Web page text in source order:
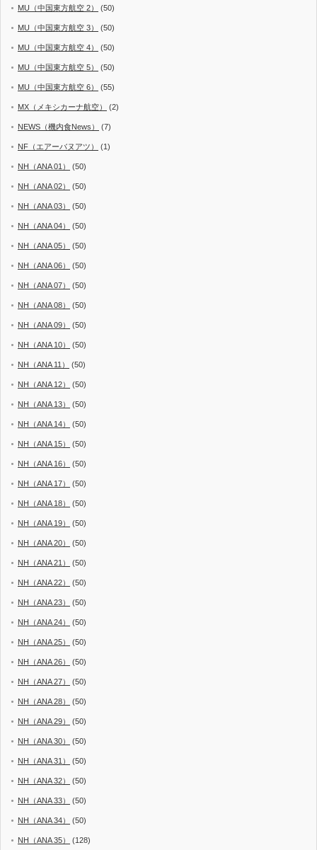
MU（中国東方航空 2） (50)
MU（中国東方航空 3） (50)
MU（中国東方航空 4） (50)
MU（中国東方航空 5） (50)
MU（中国東方航空 6） (55)
MX（メキシカーナ航空） (2)
NEWS（機内食News） (7)
NF（エアーバヌアツ） (1)
NH（ANA 01） (50)
NH（ANA 02） (50)
NH（ANA 03） (50)
NH（ANA 04） (50)
NH（ANA 05） (50)
NH（ANA 06） (50)
NH（ANA 07） (50)
NH（ANA 08） (50)
NH（ANA 09） (50)
NH（ANA 10） (50)
NH（ANA 11） (50)
NH（ANA 12） (50)
NH（ANA 13） (50)
NH（ANA 14） (50)
NH（ANA 15） (50)
NH（ANA 16） (50)
NH（ANA 17） (50)
NH（ANA 18） (50)
NH（ANA 19） (50)
NH（ANA 20） (50)
NH（ANA 21） (50)
NH（ANA 22） (50)
NH（ANA 23） (50)
NH（ANA 24） (50)
NH（ANA 25） (50)
NH（ANA 26） (50)
NH（ANA 27） (50)
NH（ANA 28） (50)
NH（ANA 29） (50)
NH（ANA 30） (50)
NH（ANA 31） (50)
NH（ANA 32） (50)
NH（ANA 33） (50)
NH（ANA 34） (50)
NH（ANA 35） (128)